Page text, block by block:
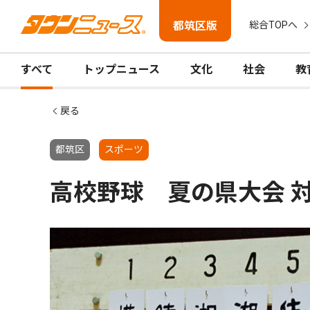
都筑区版 総合TOPへ
すべて トップニュース 文化 社会 教
戻る
都筑区 スポーツ
高校野球 夏の県大会